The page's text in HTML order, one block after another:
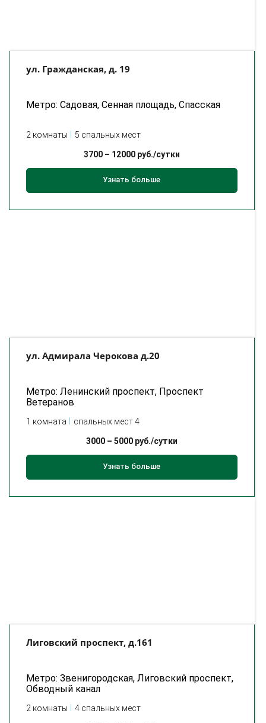
ул. Гражданская, д. 19
Метро: Садовая, Сенная площадь, Спасская
2 комнаты 5 спальных мест
3700– 12000руб./сутки
Узнать больше
ул. Адмирала Черокова д.20
Метро: Ленинский проспект, Проспект
Ветеранов
1 комната спальных мест 4
3000– 5000руб./сутки
Узнать больше
Лиговский проспект, д.161
Метро: Звенигородская, Лиговский проспект,
Обводный канал
2 комнаты 4 спальных мест